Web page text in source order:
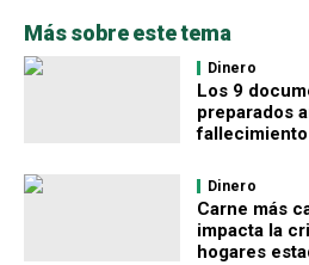
Más sobre este tema
Dinero
Los 9
preparados
fallecimiento
Dinero
Carne más
impacta la
hogares